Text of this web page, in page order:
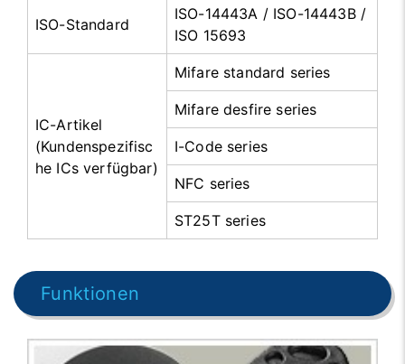
ISO-Standard
ISO-14443A / ISO-14443B /
ISO 15693
IC-Artikel
(Kundenspezifisc
he ICs verfügbar)
Mifare standard series
Mifare desfire series
I-Code series
NFC series
ST25T series
Funktionen